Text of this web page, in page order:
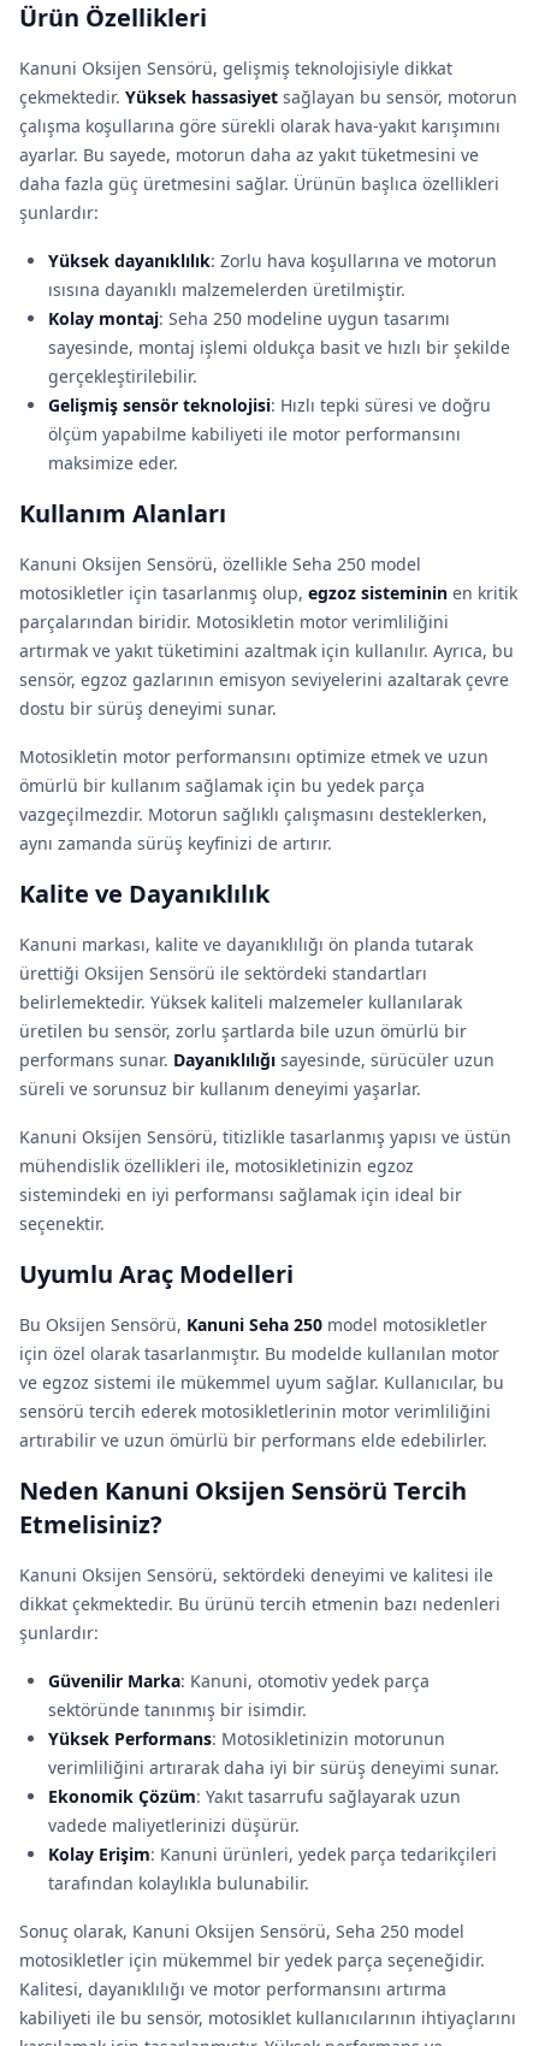
Ürün Özellikleri
Kanuni Oksijen Sensörü, gelişmiş teknolojisiyle dikkat
çekmektedir. Yüksek hassasiyet sağlayan bu sensör, motorun
çalışma koşullarına göre sürekli olarak hava-yakıt karışımını
ayarlar. Bu sayede, motorun daha az yakıt tüketmesini ve
daha fazla güç üretmesini sağlar. Ürünün başlıca özellikleri
şunlardır:
Yüksek dayanıklılık: Zorlu hava koşullarına ve motorun
ısısına dayanıklı malzemelerden üretilmiştir.
Kolay montaj: Seha 250 modeline uygun tasarımı
sayesinde, montaj işlemi oldukça basit ve hızlı bir şekilde
gerçekleştirilebilir.
Gelişmiş sensör teknolojisi: Hızlı tepki süresi ve doğru
ölçüm yapabilme kabiliyeti ile motor performansını
maksimize eder.
Kullanım Alanları
Kanuni Oksijen Sensörü, özellikle Seha 250 model
motosikletler için tasarlanmış olup, egzoz sisteminin en kritik
parçalarından biridir. Motosikletin motor verimliliğini
artırmak ve yakıt tüketimini azaltmak için kullanılır. Ayrıca, bu
sensör, egzoz gazlarının emisyon seviyelerini azaltarak çevre
dostu bir sürüş deneyimi sunar.
Motosikletin motor performansını optimize etmek ve uzun
ömürlü bir kullanım sağlamak için bu yedek parça
vazgeçilmezdir. Motorun sağlıklı çalışmasını desteklerken,
aynı zamanda sürüş keyfinizi de artırır.
Kalite ve Dayanıklılık
Kanuni markası, kalite ve dayanıklılığı ön planda tutarak
ürettiği Oksijen Sensörü ile sektördeki standartları
belirlemektedir. Yüksek kaliteli malzemeler kullanılarak
üretilen bu sensör, zorlu şartlarda bile uzun ömürlü bir
performans sunar. Dayanıklılığı sayesinde, sürücüler uzun
süreli ve sorunsuz bir kullanım deneyimi yaşarlar.
Kanuni Oksijen Sensörü, titizlikle tasarlanmış yapısı ve üstün
mühendislik özellikleri ile, motosikletinizin egzoz
sistemindeki en iyi performansı sağlamak için ideal bir
seçenektir.
Uyumlu Araç Modelleri
Bu Oksijen Sensörü, Kanuni Seha 250 model motosikletler
için özel olarak tasarlanmıştır. Bu modelde kullanılan motor
ve egzoz sistemi ile mükemmel uyum sağlar. Kullanıcılar, bu
sensörü tercih ederek motosikletlerinin motor verimliliğini
artırabilir ve uzun ömürlü bir performans elde edebilirler.
Neden Kanuni Oksijen Sensörü Tercih
Etmelisiniz?
Kanuni Oksijen Sensörü, sektördeki deneyimi ve kalitesi ile
dikkat çekmektedir. Bu ürünü tercih etmenin bazı nedenleri
şunlardır:
Güvenilir Marka: Kanuni, otomotiv yedek parça
sektöründe tanınmış bir isimdir.
Yüksek Performans: Motosikletinizin motorunun
verimliliğini artırarak daha iyi bir sürüş deneyimi sunar.
Ekonomik Çözüm: Yakıt tasarrufu sağlayarak uzun
vadede maliyetlerinizi düşürür.
Kolay Erişim: Kanuni ürünleri, yedek parça tedarikçileri
tarafından kolaylıkla bulunabilir.
Sonuç olarak, Kanuni Oksijen Sensörü, Seha 250 model
motosikletler için mükemmel bir yedek parça seçeneğidir.
Kalitesi, dayanıklılığı ve motor performansını artırma
kabiliyeti ile bu sensör, motosiklet kullanıcılarının ihtiyaçlarını